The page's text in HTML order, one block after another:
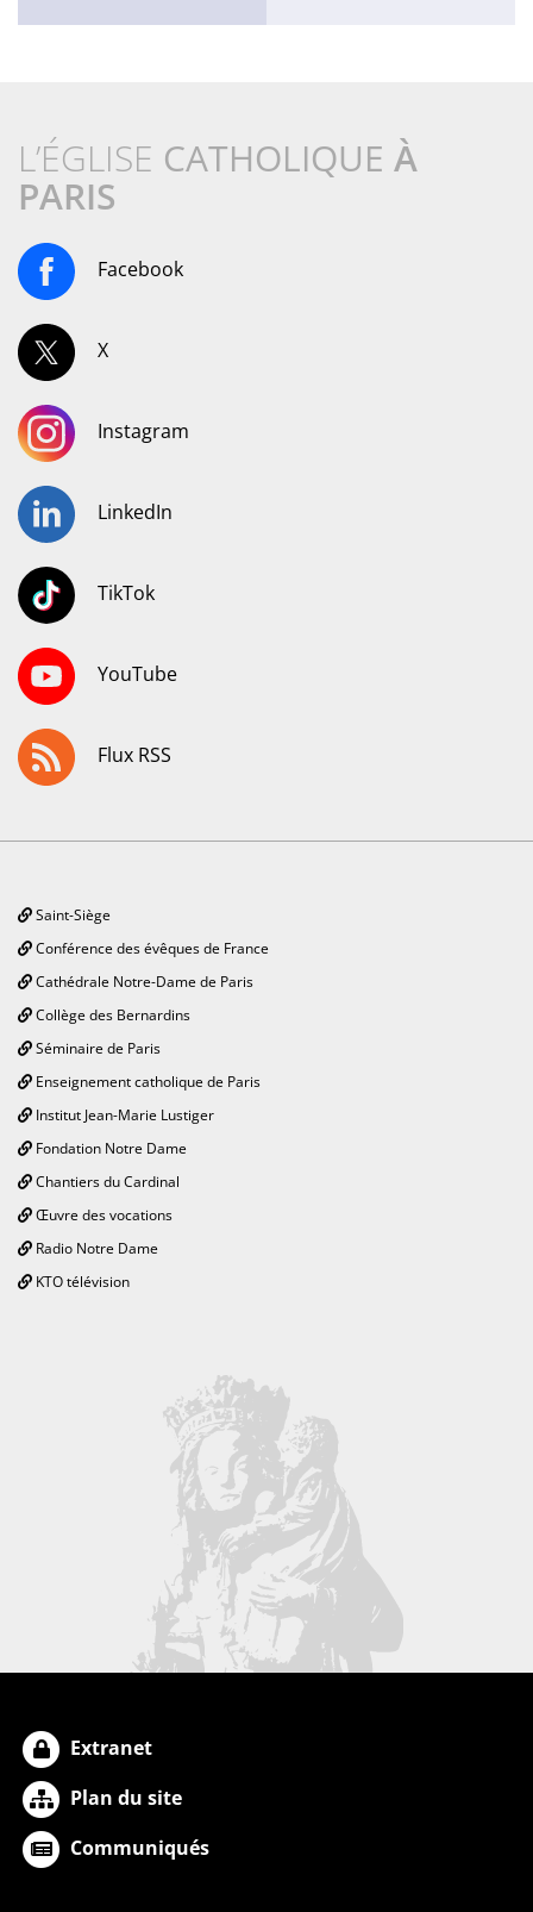
L’ÉGLISE CATHOLIQUE À
PARIS
Facebook
X
Instagram
LinkedIn
TikTok
YouTube
Flux RSS
Saint-Siège
Conférence des évêques de France
Cathédrale Notre-Dame de Paris
Collège des Bernardins
Séminaire de Paris
Enseignement catholique de Paris
Institut Jean-Marie Lustiger
Fondation Notre Dame
Chantiers du Cardinal
Œuvre des vocations
Radio Notre Dame
KTO télévision
Extranet
Plan du site
Communiqués